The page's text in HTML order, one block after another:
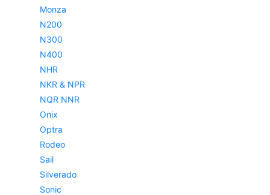
Monza
N200
N300
N400
NHR
NKR & NPR
NQR NNR
Onix
Optra
Rodeo
Sail
Silverado
Sonic